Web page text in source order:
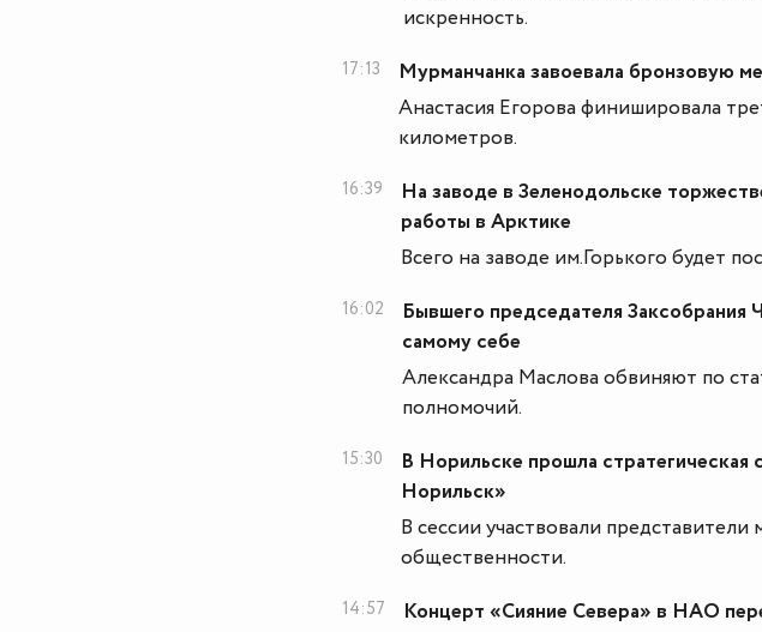
искренность.
17:13
Мурманчанка завоевала бронзовую
Анастасия Егорова финишировала
километров.
16:39
На заводе в Зеленодольске
работы в Арктике
Всего на заводе им.Горького будет
16:02
Бывшего председателя
самому себе
Александра Маслова обвиняют по
полномочий.
15:30
В Норильске прошла
Норильск»
В сессии участвовали
общественности.
14:57
Концерт «Сияние Севера» в НАО